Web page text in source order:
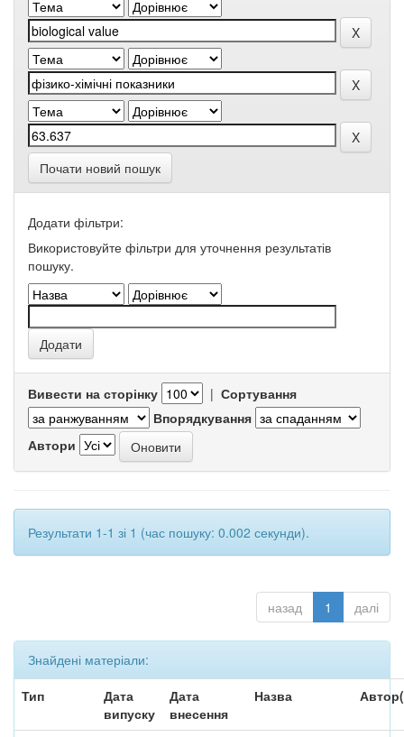
Почати новий пошук
Додати фільтри:
Використовуйте фільтри для уточнення результатів
пошуку.
Вивести на сторінку | Сортування
Впорядкування
Автори
Результати 1-1 зі 1 (час пошуку: 0.002 секунди).
назад 1 далі
Знайдені матеріали:
Тип
Дата
випуску
Дата
внесення
Назва